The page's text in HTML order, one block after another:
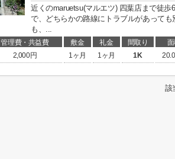
近くのmaruetsu(マルエツ) 四葉店まで徒
で、どちらかの路線にトラブルがあって
も、...
管理費・共益費 敷金 礼金 間取り
2,000円 1ヶ月 1ヶ月 1K
該